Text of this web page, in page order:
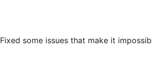
Fixed some issues that make it